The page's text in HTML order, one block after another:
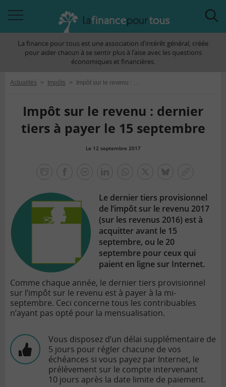
àLa finance pour tous est une association d’intérêt général, créée
pour aider chacun à se sentir plus à l’aise avec les questions
économiques et financières.
Actualités > Impôts > Impôt sur le revenu : dernier tiers à payer le 15 septembre
Impôt sur le revenu : dernier
tiers à payer le 15 septembre
Le 12 septembre 2017
lien
Le dernier tiers provisionnel
de l’impôt sur le revenu 2017
(sur les revenus 2016) est à
acquitter avant le 15
septembre, ou le 20
septembre pour ceux qui
paient en ligne sur Internet.
Comme chaque année, le dernier tiers provisionnel
sur l’impôt sur le revenu est à payer à la mi-
septembre. Ceci concerne tous les contribuables
n’ayant pas opté pour la mensualisation.
Vous disposez d’un délai supplémentaire de
5 jours pour régler chacune de vos
échéances si vous payez par Internet, le
prélèvement sur le compte intervenant
10 jours après la date limite de paiement.